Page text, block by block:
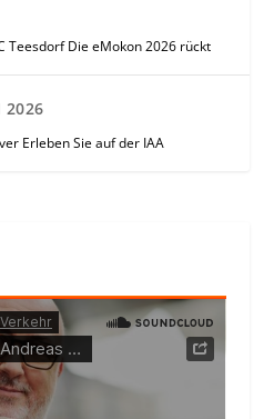
Teesdorf Die eMokon 2026 rückt
2026
Erleben Sie auf der IAA